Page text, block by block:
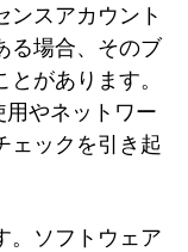
ンスアカウント
る場合、そのブ
があります。
用やネットワー
ェックを引き起
。ソフトウェア